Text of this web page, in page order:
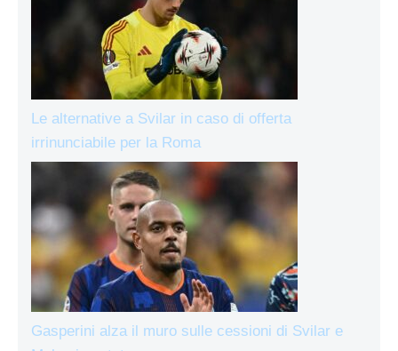
Le alternative a Svilar in caso di offerta
irrinunciabile per la Roma
Gasperini alza il muro sulle cessioni di Svilar e